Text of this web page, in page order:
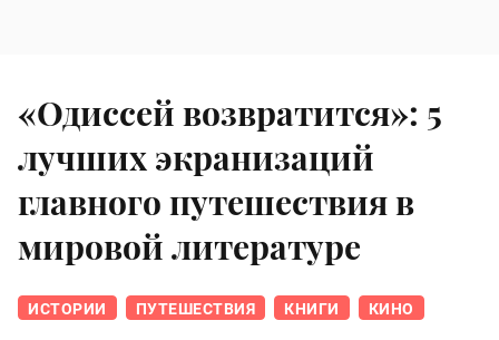
«Одиссей возвратится»: 5
лучших экранизаций
главного путешествия в
мировой литературе
ИСТОРИИ ПУТЕШЕСТВИЯ КНИГИ КИНО